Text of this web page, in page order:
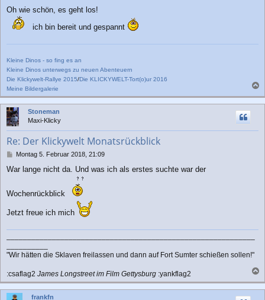
i
t
r
Oh wie schön, es geht los!
ich bin bereit und gespannt
Kleine Dinos - so fing es an
Kleine Dinos unterwegs zu neuen Abenteuern
Die Klickywelt-Rallye 2015/Die KLICKYWELT-Tort(o)ur 2016
Meine Bildergalerie
a
c
Stoneman
Maxi-Klicky
Re: Der Klickywelt Monatsrückblick
B
i
r
a
Montag 5. Februar 2018, 21:09
War lange nicht da. Und was ich als erstes suchte war der
Wochenrückblick
Jetzt freue ich mich
"Wir hätten die Sklaven freilassen und dann auf Fort Sumter schießen sollen!"
:csaflag2 James Longstreet im Film Gettysburg :yankflag2
a
c
frankfn